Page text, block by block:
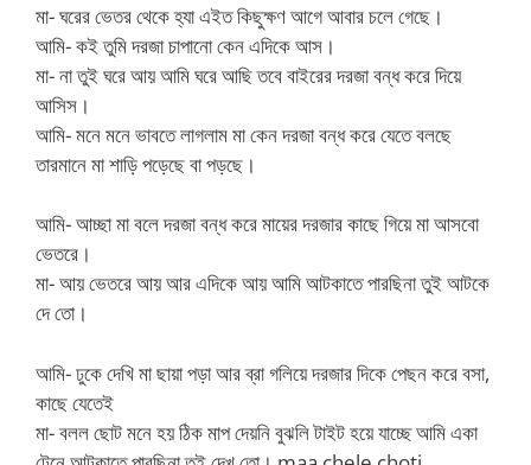
মা- ঘরের ভেতর থেকে হ্যা এইত কিছুক্ষণ আগে আবার চলে গেছে।
আমি- কই তুমি দরজা চাপানো কেন এদিকে আস।
মা- না তুই ঘরে আয় আমি ঘরে আছি তবে বাইরের দরজা বন্ধ করে দিয়ে
আসিস।
আমি- মনে মনে ভাবতে লাগলাম মা কেন দরজা বন্ধ করে যেতে বলছে
তারমানে মা শাড়ি পড়েছে বা পড়ছে।
আমি- আচ্ছা মা বলে দরজা বন্ধ করে মায়ের দরজার কাছে গিয়ে মা আসবো
ভেতরে।
মা- আয় ভেতরে আয় আর এদিকে আয় আমি আটকাতে পারছিনা তুই আটকে
দে তো।
আমি- ঢুকে দেখি মা ছায়া পড়া আর ব্রা গলিয়ে দরজার দিকে পেছন করে বসা,
কাছে যেতেই
মা- বলল ছোট মনে হয় ঠিক মাপ দেয়নি বুঝলি টাইট হয়ে যাচ্ছে আমি একা